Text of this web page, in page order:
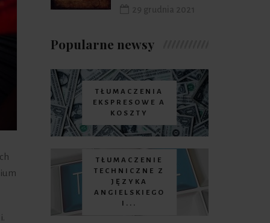
Popularne newsy
TŁUMACZENIA
EKSPRESOWE A
KOSZTY
TŁUMACZENIE
TECHNICZNE Z
JĘZYKA
ANGIELSKIEGO
I...